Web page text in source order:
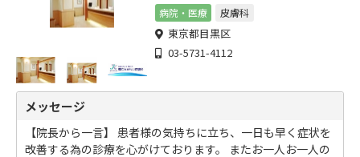
病院・医療 皮膚科
東京都目黒区
03-5731-4112
メッセージ
【院長から一言】 患者様の気持ちに立ち、一日も早く症状を
改善する為の診療を心がけております。 またお一人お一人の